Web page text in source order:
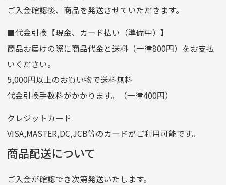
口座番号
0255557
口座名義
株式会社一条
ゆうちょ銀行
ゆうちょ間
記号
14710
他銀行から
店名
店番
478
預金種目
普通預金
ご入金確認後、商品を発送させていただきます。
■代金引換【現金、カード払い（準備中）】
商品お届けの際に商品代金と送料（一律800円）をお支払
いください。
5,000円以上のお買い物で送料無料
代金引換手数料がかかります。（一律400円）
クレジットカード
VISA,MASTER,DC,JCB等のカードがご利用可能です。
商品配送について
ご入金が確認でき次第発送いたします。